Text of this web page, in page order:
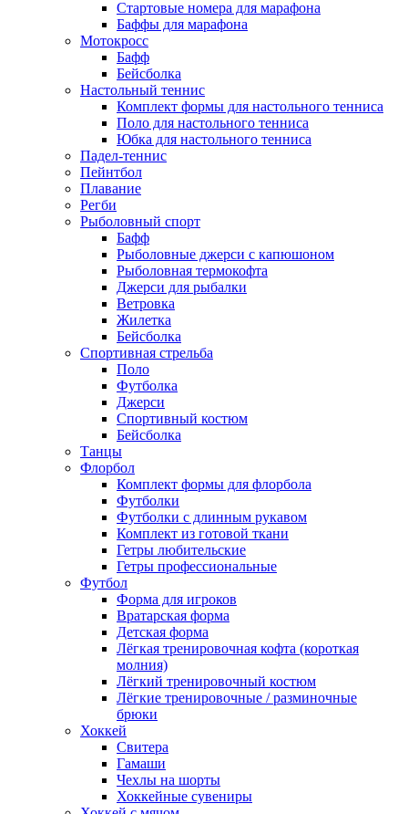
Стартовые номера для марафона
Баффы для марафона
Мотокросс
Бафф
Бейсболка
Настольный теннис
Комплект формы для настольного тенниса
Поло для настольного тенниса
Юбка для настольного тенниса
Падел-теннис
Пейнтбол
Плавание
Регби
Рыболовный спорт
Бафф
Рыболовные джерси с капюшоном
Рыболовная термокофта
Джерси для рыбалки
Ветровка
Жилетка
Бейсболка
Спортивная стрельба
Поло
Футболка
Джерси
Спортивный костюм
Бейсболка
Танцы
Флорбол
Комплект формы для флорбола
Футболки
Футболки с длинным рукавом
Комплект из готовой ткани
Гетры любительские
Гетры профессиональные
Футбол
Форма для игроков
Вратарская форма
Детская форма
Лёгкая тренировочная кофта (короткая
молния)
Лёгкий тренировочный костюм
Лёгкие тренировочные / разминочные
брюки
Хоккей
Свитера
Гамаши
Чехлы на шорты
Хоккейные сувениры